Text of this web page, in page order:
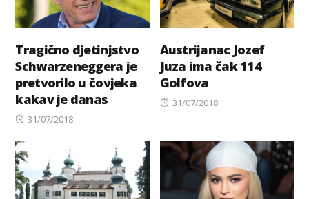
Tragično djetinjstvo
Schwarzeneggera je
pretvorilo u čovjeka
kakav je danas
Posted
31/07/2018
Austrijanac Jozef
Juza ima čak 114
Golfova
Posted
31/07/2018